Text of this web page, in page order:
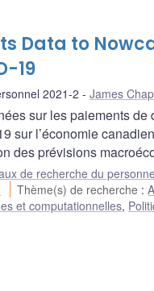
Data to
19
2021-2 James
sur les paiements
sur l’économie
des prévisions
de recherche du
Thème(s) de recherche :
et computationnelles,